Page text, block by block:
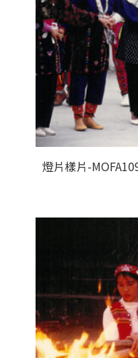
燈片樣片-